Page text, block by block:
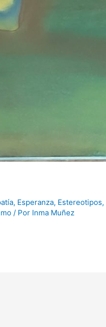
, Esperanza, Estereotipos,
/ Por Inma Muñez